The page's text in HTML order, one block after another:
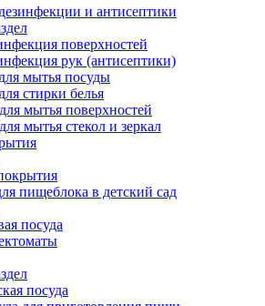
и антисептики
поверхностей
рук (антисептики)
мытья посуды
стирки белья
мытья поверхностей
мытья стекол и зеркал
пищеблока в детский сад
посуда
посуда